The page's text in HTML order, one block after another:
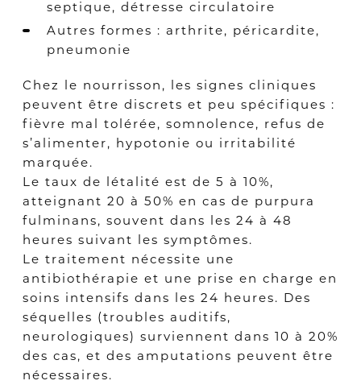
septique, détresse circulatoire
Autres formes : arthrite, péricardite,
pneumonie
Chez le nourrisson, les signes cliniques
peuvent être discrets et peu spécifiques :
fièvre mal tolérée, somnolence, refus de
s’alimenter, hypotonie ou irritabilité
marquée.
Le taux de létalité est de 5 à 10%,
atteignant 20 à 50% en cas de purpura
fulminans, souvent dans les 24 à 48
heures suivant les symptômes.
Le traitement nécessite une
antibiothérapie et une prise en charge en
soins intensifs dans les 24 heures. Des
séquelles (troubles auditifs,
neurologiques) surviennent dans 10 à 20%
des cas, et des amputations peuvent être
nécessaires.